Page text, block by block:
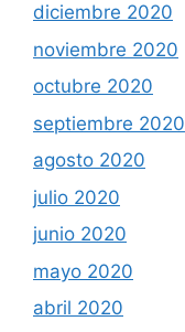
diciembre 2020
noviembre 2020
octubre 2020
septiembre 2020
agosto 2020
julio 2020
junio 2020
mayo 2020
abril 2020